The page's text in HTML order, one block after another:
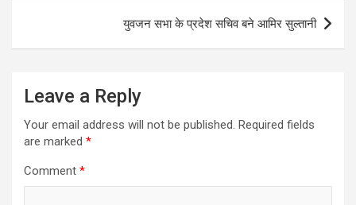
युवजन सभा के प्रदेश सचिव बने आमिर सुल्तानी
Leave a Reply
Your email address will not be published. Required fields
are marked *
Comment *